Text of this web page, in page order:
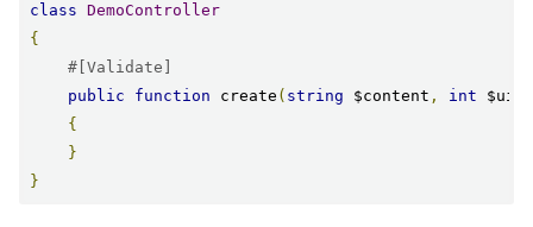
class DemoController
{
#[Validate]
public
function create ( string $content , int $uid
{
}
}